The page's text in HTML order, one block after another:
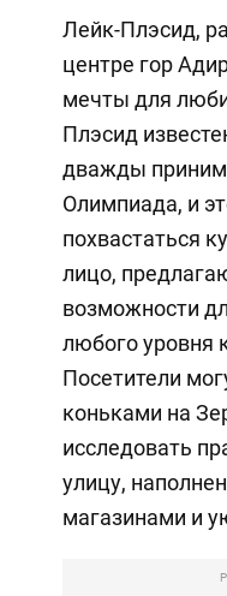
Лейк-Плэсид,
центре гор
мечты для
Плэсид
дважды
Олимпиада, и
похвастаться
лицо,
возможности
любого уровня
Посетители
коньками на
исследовать
улицу,
магазинами и